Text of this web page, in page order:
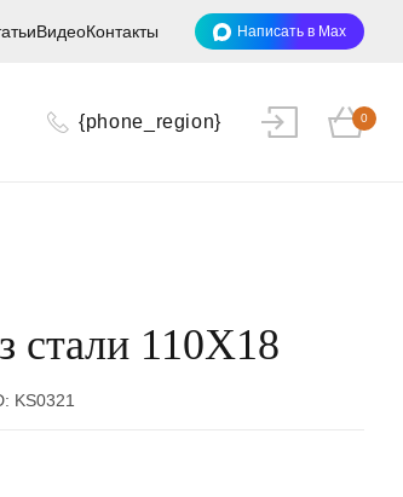
ВидеоКонтакты Написать в Max
{phone_region} 0
110Х18
KS0321